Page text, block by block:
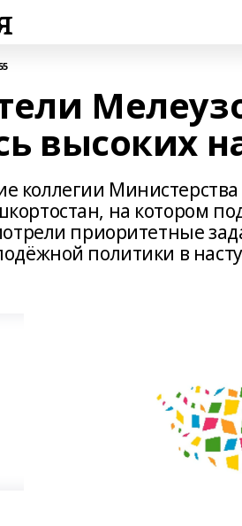
высоких
коллегии
на котором
приоритетные
политики в